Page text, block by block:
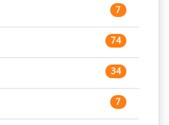
2
153
345
15
7
74
34
7